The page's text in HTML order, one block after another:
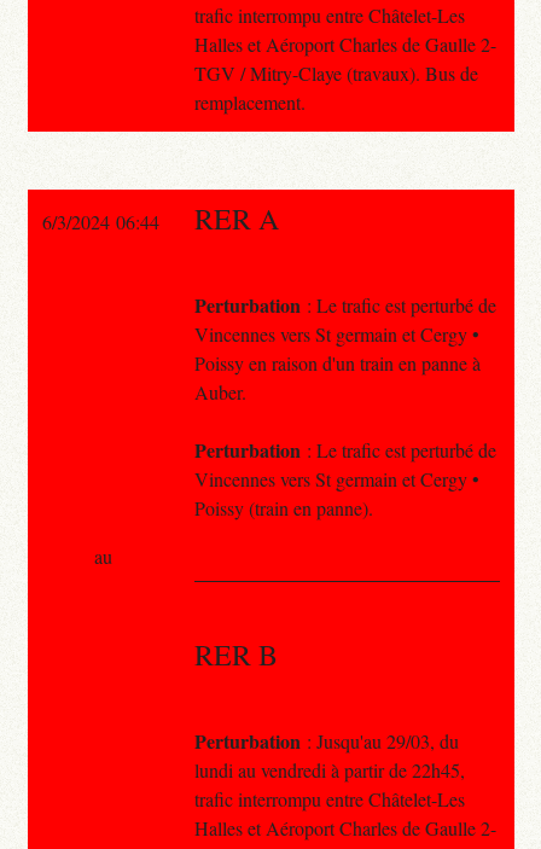
trafic interrompu entre Châtelet-Les
Halles et Aéroport Charles de Gaulle 2-
TGV / Mitry-Claye (travaux). Bus de
remplacement.
6/3/2024 06:44 RER A
Perturbation : Le trafic est perturbé de
Vincennes vers St germain et Cergy •
Poissy en raison d'un train en panne à
Auber.
Perturbation : Le trafic est perturbé de
Vincennes vers St germain et Cergy •
Poissy (train en panne).
RER B
Perturbation : Jusqu'au 29/03, du
lundi au vendredi à partir de 22h45,
trafic interrompu entre Châtelet-Les
Halles et Aéroport Charles de Gaulle 2-
au